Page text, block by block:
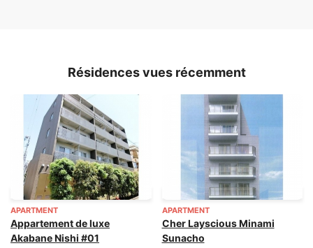
Résidences vues récemment
APARTMENT
Appartement de luxe
Akabane Nishi #01
APARTMENT
Cher Layscious Minami
Sunacho